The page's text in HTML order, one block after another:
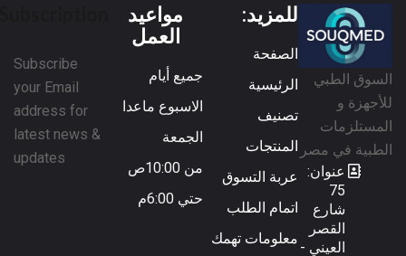
السوق الطبي
للأجهزة و
المستلزمات
الطبية في مصر
عنوان:
75
شارع
القصر
العيني -
للمزيد:
الصفحة
الرئيسية
تصنيف
المنتجات
عربة التسوق
اتمام الطلب
معلومات تهمك
مواعيد
العمل
جميع أيام
الاسبوع ماعدا
الجمعة
من 10:00ص
حتي 6:00م
Subscribe
your Email
address for
latest news &
updates